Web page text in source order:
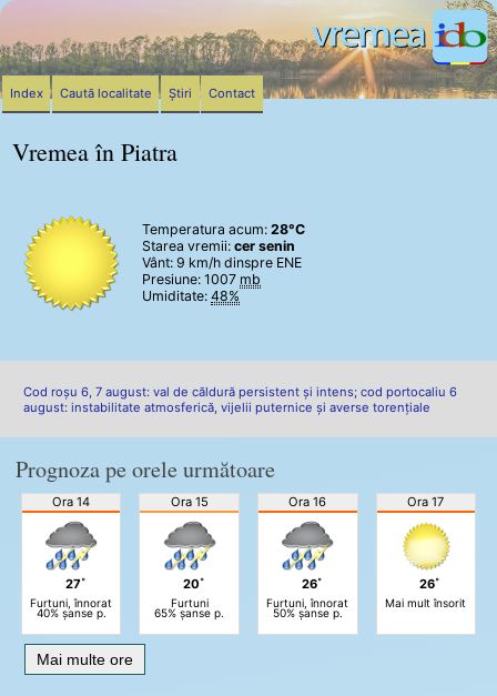
Vremea în Piatra
Temperatura acum: 28°C
Starea vremii: cer senin
Vânt: 9 km/h dinspre ENE
Presiune: 1007 mb
Umiditate: 48%
Cod roșu 6, 7 august: val de căldură persistent și intens; cod portocaliu 6
august: instabilitate atmosferică, vijelii puternice și averse torențiale
Prognoza pe orele următoare
Ora 14
27˚
Furtuni, înnorat
40% șanse p.
Ora 15
20˚
Furtuni
65% șanse p.
Ora 16
26˚
Furtuni, înnorat
50% șanse p.
Ora 17
26˚
Mai mult însorit
Mai multe ore
Index Caută localitate Știri Contact